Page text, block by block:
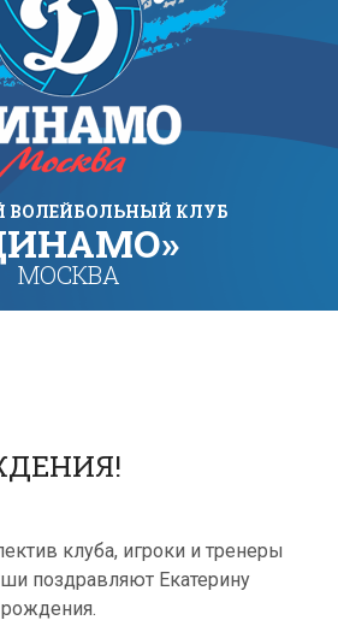
ВОЛЕЙБОЛЬНЫЙ КЛУБ
МОСКВА
клуба, игроки и тренеры
поздравляют Екатерину